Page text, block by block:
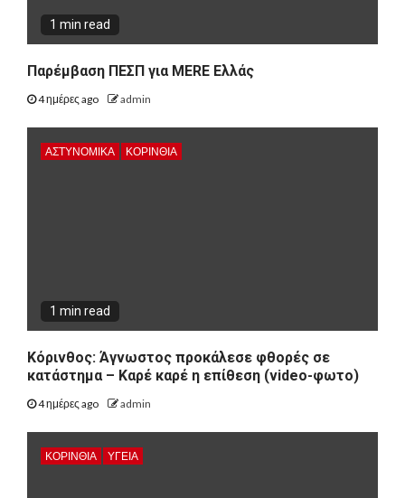
1 min read
Παρέμβαση ΠΕΣΠ για MERE Ελλάς
4 ημέρες ago admin
ΑΣΤΥΝΟΜΙΚΑ ΚΟΡΙΝΘΊΑ
1 min read
Κόρινθος: Άγνωστος προκάλεσε φθορές σε
κατάστημα – Καρέ καρέ η επίθεση (video-φωτο)
4 ημέρες ago admin
ΚΟΡΙΝΘΊΑ ΥΓΕΙΑ